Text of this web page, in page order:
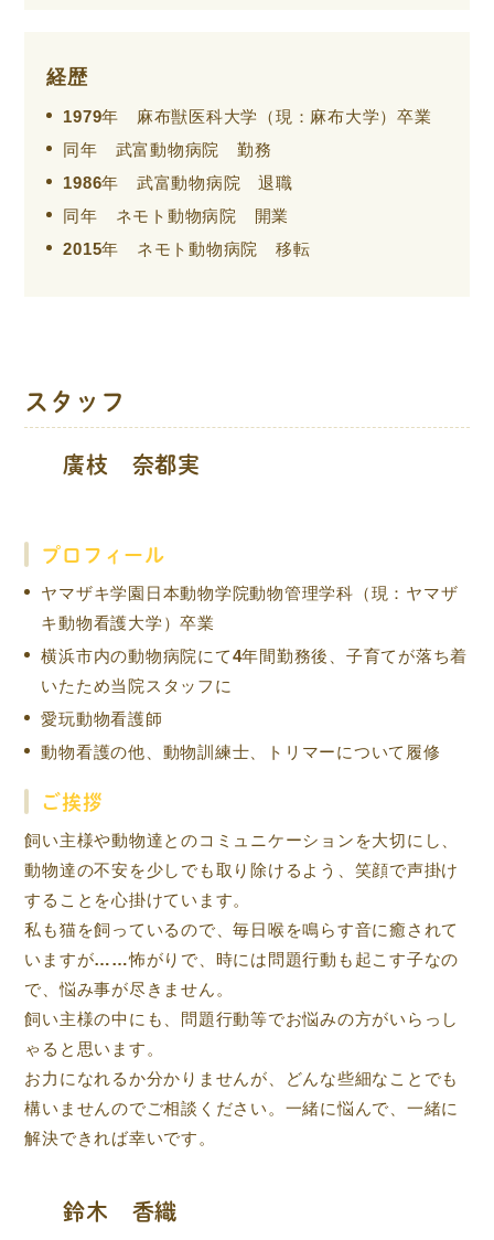
経歴
1979年 麻布獣医科大学（現：麻布大学）卒業
同年 武富動物病院 勤務
1986年 武富動物病院 退職
同年 ネモト動物病院 開業
2015年 ネモト動物病院 移転
スタッフ
廣枝 奈都実
プロフィール
ヤマザキ学園日本動物学院動物管理学科（現：ヤマザ
キ動物看護大学）卒業
横浜市内の動物病院にて4年間勤務後、子育てが落ち着
いたため当院スタッフに
愛玩動物看護師
動物看護の他、動物訓練士、トリマーについて履修
ご挨拶
飼い主様や動物達とのコミュニケーションを大切にし、
動物達の不安を少しでも取り除けるよう、笑顔で声掛け
することを心掛けています。
私も猫を飼っているので、毎日喉を鳴らす音に癒されて
いますが……怖がりで、時には問題行動も起こす子なの
で、悩み事が尽きません。
飼い主様の中にも、問題行動等でお悩みの方がいらっし
ゃると思います。
お力になれるか分かりませんが、どんな些細なことでも
構いませんのでご相談ください。一緒に悩んで、一緒に
解決できれば幸いです。
鈴木 香織